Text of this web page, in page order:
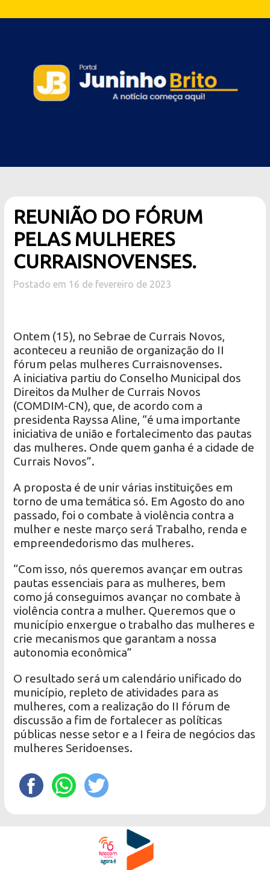
REUNIÃO DO FÓRUM
PELAS MULHERES
CURRAISNOVENSES.
Postado em 16 de fevereiro de 2023
Ontem (15), no Sebrae de Currais Novos,
aconteceu a reunião de organização do II
fórum pelas mulheres Curraisnovenses.
A iniciativa partiu do Conselho Municipal dos
Direitos da Mulher de Currais Novos
(COMDIM-CN), que, de acordo com a
presidenta Rayssa Aline, “é uma importante
iniciativa de união e fortalecimento das pautas
das mulheres. Onde quem ganha é a cidade de
Currais Novos”.
A proposta é de unir várias instituições em
torno de uma temática só. Em Agosto do ano
passado, foi o combate à violência contra a
mulher e neste março será Trabalho, renda e
empreendedorismo das mulheres.
“Com isso, nós queremos avançar em outras
pautas essenciais para as mulheres, bem
como já conseguimos avançar no combate à
violência contra a mulher. Queremos que o
município enxergue o trabalho das mulheres e
crie mecanismos que garantam a nossa
autonomia econômica”
O resultado será um calendário unificado do
município, repleto de atividades para as
mulheres, com a realização do II fórum de
discussão a fim de fortalecer as políticas
públicas nesse setor e a I feira de negócios das
mulheres Seridoenses.